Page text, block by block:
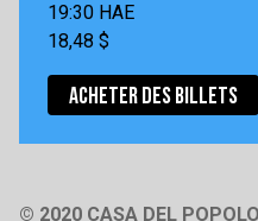
19:30 HAE
18,48 $
ACHETER DES BILLETS
© 2020 CASA DEL